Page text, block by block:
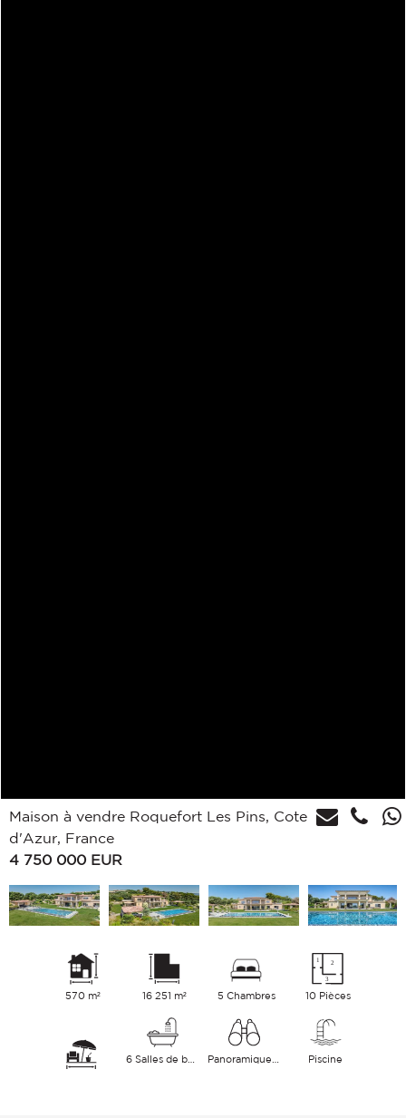
Maison à vendre Roquefort Les Pins, Cote
d'Azur, France
4 750 000 EUR
570 m² 16 251 m² 5 Chambres 10 Pièces
Piscine